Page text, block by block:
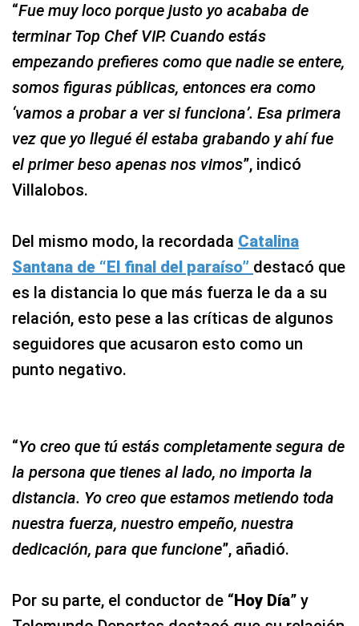
“Fue muy loco porque justo yo acababa de
terminar Top Chef VIP. Cuando estás
empezando prefieres como que nadie se entere,
somos figuras públicas, entonces era como
‘vamos a probar a ver si funciona’. Esa primera
vez que yo llegué él estaba grabando y ahí fue
el primer beso apenas nos vimos”, indicó
Villalobos.
Del mismo modo, la recordada Catalina
Santana de “El final del paraíso” destacó que
es la distancia lo que más fuerza le da a su
relación, esto pese a las críticas de algunos
seguidores que acusaron esto como un
punto negativo.
“Yo creo que tú estás completamente segura de
la persona que tienes al lado, no importa la
distancia. Yo creo que estamos metiendo toda
nuestra fuerza, nuestro empeño, nuestra
dedicación, para que funcione”, añadió.
Por su parte, el conductor de “Hoy Día” y